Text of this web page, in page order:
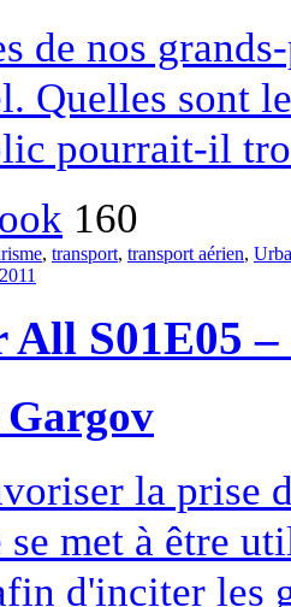
de nos
Quelles sont
pourrait-il
160
, transport, transport aérien,
S01E05 –
la prise
met à être
d'inciter les